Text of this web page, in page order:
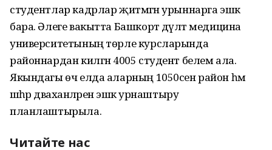
студентлар кадрлар җитмәгән урыннарга эшкә
бара. Әлеге вакытта Башкорт дәүләт медицина
университетының төрле курсларында
районнардан килгән 4005 студент белем ала.
Якындагы өч елда аларның 1050сен район һәм
шәһәр дәваханәләренә эшкә урнаштыру
планлаштырыла.
Читайте нас